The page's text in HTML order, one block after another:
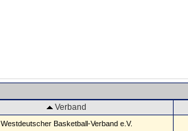
Verband
Westdeutscher Basketball-Verband e.V.